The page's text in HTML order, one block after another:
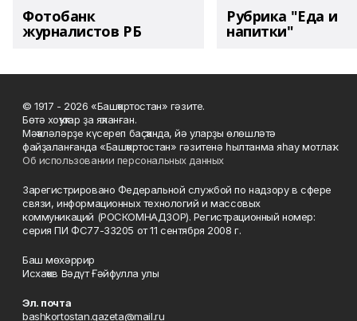
Фотобанк
журналистов РБ
Рубрика "Еда и
напитки"
© 1917 - 2026 «Башҡортостан» гәзите.
Бөтә хоҡуҡтар ҙа яҡланған.
Мәҡәләләрҙе күсереп баҫҡанда, йә уларҙы өлөшләтә
файҙаланғанда «Башҡортостан» гәзитенә һылтанма яһау мотлаҡ.
Об использовании персональных данных
Зарегистрировано Федеральной службой по надзору в сфере
связи, информационных технологий и массовых
коммуникаций (РОСКОМНАДЗОР). Регистрационный номер:
серия ПИ ФС77-33205 от 11 сентября 2008 г.
Баш мөхәррир
Исхаҡов Вәдүт Ғәйфулла улы
Эл. почта
bashkortostan.gazeta@mail.ru